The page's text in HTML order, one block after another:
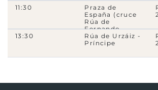
4300 - Rúa de Emilia Pardo Bazán,
3180 - Camiño de Quirós, 106
11:30
Praza de
España (cruce
Rúa de
Fernando
Conde)
13:30
Rúa de Urzáiz -
Príncipe